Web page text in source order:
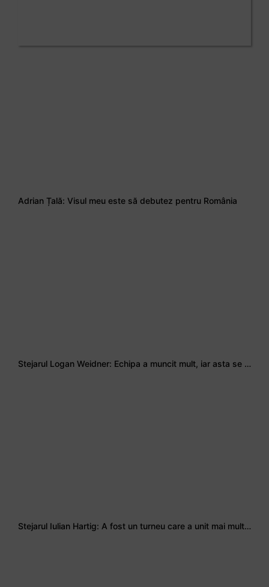
Adrian Țală: Visul meu este să debutez pentru România
Stejarul Logan Weidner: Echipa a muncit mult, iar asta se va vedea în meciurile de la Nations Cup
Stejarul Iulian Hartig: A fost un turneu care a unit mai mult echipa